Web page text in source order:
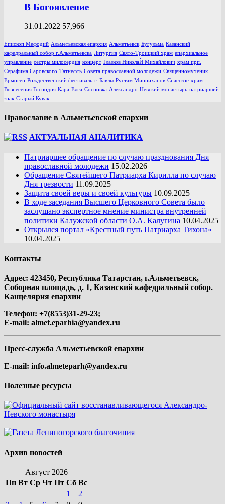
В Богоявление
31.01.2022 57,966
Епископ Мефодий Альметьевская епархия Альметьевск Бугульма Казанский
кафедральный собор г.Альметьевска Литургия Свято-Троицкий храм епархиальное
управление сестры милосердия концерт Глазков НиколаЙ Михайлович храм прп.
Серафима Саровского Татнефть Совета православной молодежи Священномученик
Ермоген Рождественский фестиваль г. Бавлы Рустам Минниханов Спасское храм
Вознесения Господня Кара-Елга Сосновка Александро-Невский монастырь патриарший
знак Старый Кувак
Православие в Альметьевской епархии
АКТУАЛЬНАЯ АНАЛИТИКА
Патриаршее обращение по случаю празднования Дня
православной молодежи 15.02.2026
Обращение Святейшего Патриарха Кирилла по случаю
Дня трезвости 11.09.2025
Защита своей веры и своей культуры 10.09.2025
В ходе заседания Высшего Церковного Совета было
заслушано экспертное мнение министра внутренней
политики Калужской области О.А. Калугина 10.04.2025
Открылся портал «Крестный путь Патриарха Тихона»
10.04.2025
Контакты
Адрес: 423450, Республика Татарстан, г.Альметьевск,
Соборная площадь, д. 1, Казанский кафедральный собор.
Канцелярия епархии
Телефон: +7(8553)31-29-23;
E-mail: almet.eparhia@yandex.ru
Пресс-служба Альметьевской епархии
E-mail: info.almeteparh@yandex.ru
Полезные ресурсы
Архив новостей
Август 2026
Пн Вт Ср Чт Пт Сб Вс
1
2